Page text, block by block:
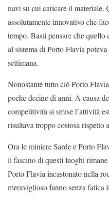
navi su cui caricare il materiale.
assolutamente innovativo che
tempo. Basti pensare che quello
al sistema di Porto Flavia
settimana.
Nonostante tutto ciò Porto
poche decine di anni. A causa
competitività si smise l’attività
risultava troppo costosa rispetto
Ora le miniere Sarde e Porto
il fascino di questi luoghi
Porto Flavia incastonato nella
meraviglioso fanno senza fatica